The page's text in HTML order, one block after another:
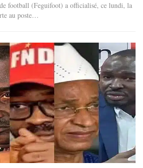
football (Feguifoot) a officialisé, ce lundi, la
au poste…